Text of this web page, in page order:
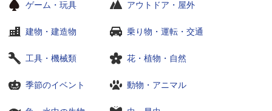
ゲーム・玩具 アウトドア・屋外
建物・建造物 乗り物・運転・交通
工具・機械類 花・植物・自然
季節のイベント 動物・アニマル